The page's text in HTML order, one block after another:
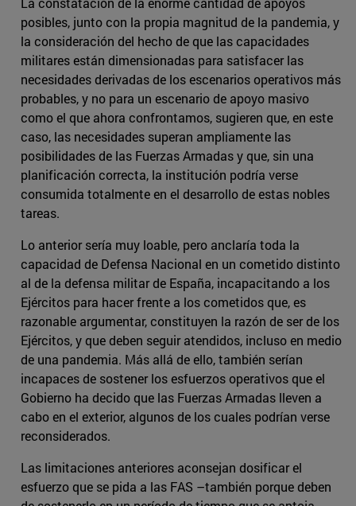
posibles, junto con la propia magnitud de la pandemia, y
la consideración del hecho de que las capacidades
militares están dimensionadas para satisfacer las
necesidades derivadas de los escenarios operativos más
probables, y no para un escenario de apoyo masivo
como el que ahora confrontamos, sugieren que, en este
caso, las necesidades superan ampliamente las
posibilidades de las Fuerzas Armadas y que, sin una
planificación correcta, la institución podría verse
consumida totalmente en el desarrollo de estas nobles
tareas.
Lo anterior sería muy loable, pero anclaría toda la
capacidad de Defensa Nacional en un cometido distinto
al de la defensa militar de España, incapacitando a los
Ejércitos para hacer frente a los cometidos que, es
razonable argumentar, constituyen la razón de ser de los
Ejércitos, y que deben seguir atendidos, incluso en medio
de una pandemia. Más allá de ello, también serían
incapaces de sostener los esfuerzos operativos que el
Gobierno ha decido que las Fuerzas Armadas lleven a
cabo en el exterior, algunos de los cuales podrían verse
reconsiderados.
Las limitaciones anteriores aconsejan dosificar el
esfuerzo que se pida a las FAS –también porque deben